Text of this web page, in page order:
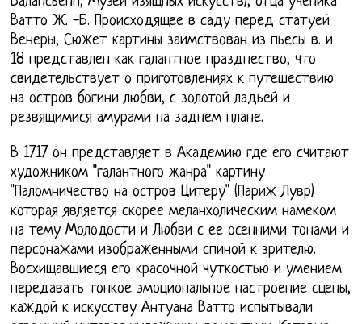
Ватто Ж. -Б. Происходящее в саду перед статуей
Венеры, Сюжет картины заимствован из пьесы в. и
18 представлен как галантное празднество, что
свидетельствует о приготовлениях к путешествию
на остров богини любви, с золотой ладьей и
резвящимися амурами на заднем плане.
В 1717 он представляет в Академию где его считают
художником "галантного жанра" картину
"Паломничество на остров Цитеру" (Париж Лувр)
которая является скорее меланхолическим намеком
на тему Молодости и Любви с ее осенними тонами и
персонажами изображенными спиной к зрителю.
Восхищавшиеся его красочной чуткостью и умением
передавать тонкое эмоциональное настроение сцены,
каждой к искусству Антуана Ватто испытывали